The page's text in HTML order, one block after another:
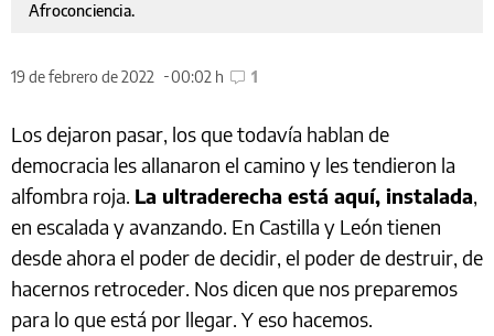
Afroconciencia.
19 de febrero de 2022 00:02 h 1
Los dejaron pasar, los que todavía hablan de
democracia les allanaron el camino y les tendieron la
alfombra roja. La ultraderecha está aquí, instalada,
en escalada y avanzando. En Castilla y León tienen
desde ahora el poder de decidir, el poder de destruir, de
hacernos retroceder. Nos dicen que nos preparemos
para lo que está por llegar. Y eso hacemos.